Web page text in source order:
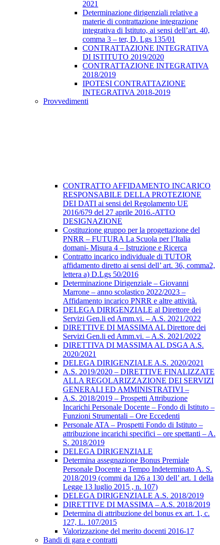
2021
Determinazione dirigenziali relative a
materie di contrattazione integrazione
integrativa di Istituto, ai sensi dell’art. 40,
comma 3 – ter, D. Lgs 135/01
CONTRATTAZIONE INTEGRATIVA
DI ISTITUTO 2019/2020
CONTRATTAZIONE INTEGRATIVA
2018/2019
IPOTESI CONTRATTAZIONE
INTEGRATIVA 2018-2019
Provvedimenti
CONTRATTO AFFIDAMENTO INCARICO
RESPONSABILE DELLA PROTEZIONE
DEI DATI ai sensi del Regolamento UE
2016/679 del 27 aprile 2016.-ATTO
DESIGNAZIONE
Costituzione gruppo per la progettazione del
PNRR – FUTURA La Scuola per l’Italia
domani- Misura 4 – Istruzione e Ricerca
Contratto incarico individuale di TUTOR
affidamento diretto ai sensi dell’ art. 36, comma2,
lettera a) D.Lgs 50/2016
Determinazione Dirigenziale – Giovanni
Marrone – anno scolastico 2022/2023 –
Affidamento incarico PNRR e altre attività.
DELEGA DIRIGENZIALE al Direttore dei
Servizi Gen.li ed Amm.vi. – A.S. 2021/2022
DIRETTIVE DI MASSIMA AL Direttore dei
Servizi Gen.li ed Amm.vi. – A.S. 2021/2022
DIRETTIVA DI MASSIMA AL DSGA A.S.
2020/2021
DELEGA DIRIGENZIALE A.S. 2020/2021
A.S. 2019/2020 – DIRETTIVE FINALIZZATE
ALLA REGOLARIZZAZIONE DEI SERVIZI
GENERALI ED AMMINISTRATIVI –
A.S. 2018/2019 – Prospetti Attribuzione
Incarichi Personale Docente – Fondo di Istituto –
Funzioni Strumentali – Ore Eccedenti
Personale ATA – Prospetti Fondo di Istituto –
attribuzione incarichi specifici – ore spettanti – A.
S. 2018/2019
DELEGA DIRIGENZIALE
Determina assegnazione Bonus Premiale
Personale Docente a Tempo Indeterminato A. S.
2018/2019 (commi da 126 a 130 dell’ art. 1 della
Legge 13 luglio 2015 , n. 107)
DELEGA DIRIGENZIALE A.S. 2018/2019
DIRETTIVE DI MASSIMA – A.S. 2018/2019
Determina di attribuzione del bonus ex art. 1, c.
127, L. 107/2015
Valorizzazione del merito docenti 2016-17
Bandi di gara e contratti